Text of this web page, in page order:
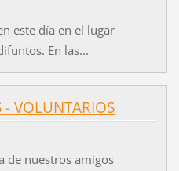
este día en el lugar
En las...
- VOLUNTARIOS
de nuestros amigos